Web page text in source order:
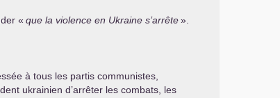
« que la violence en Ukraine s’arrête».
à tous les partis communistes,
ukrainien d’arrêter les combats, les